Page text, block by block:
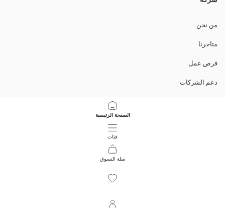
الصفحة الرئيسية
فئات
سلة التسوق
من نحن
متاجرنا
فرص عمل
دعم الشركات